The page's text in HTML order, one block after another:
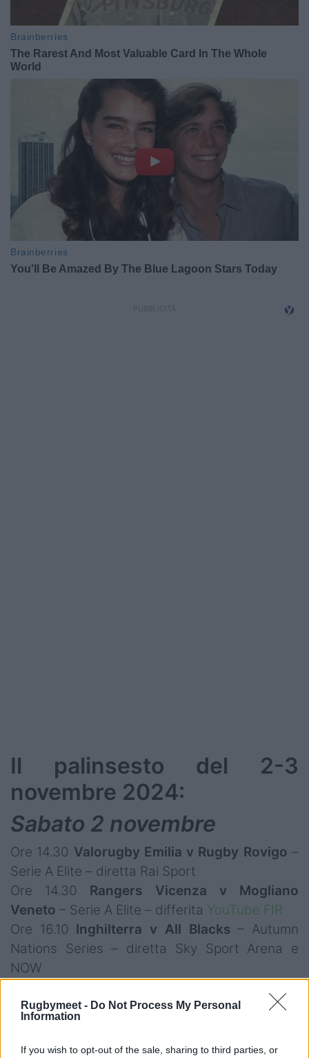
Rugbymeet - Do Not Process My Personal
Information
If you wish to opt-out of the sale, sharing to third parties, or
Il palinsesto del 2-3
novembre 2024:
Sabato 2 novembre
Ore 14.30 Valorugby Emilia v Rugby Rovigo –
Serie A Elite – diretta Rai Sport
Ore 14.30 Rangers Vicenza v Mogliano
Veneto – Serie A Elite – differita YouTube FIR
Ore 16.10 Inghilterra v All Blacks– Autumn
Nations Series – diretta Sky Sport Arena e
NOW
Series – diretta Sky Sport Arena e NOW
Domenica 3 novembre